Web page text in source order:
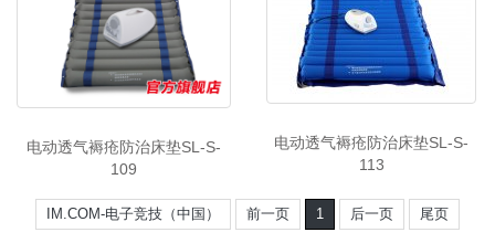
电动透气褥疮防治床垫SL-S-
109
电动透气褥疮防治床垫SL-S-
113
IM.COM-电子竞技（中国） 前一页 1 后一页 尾页